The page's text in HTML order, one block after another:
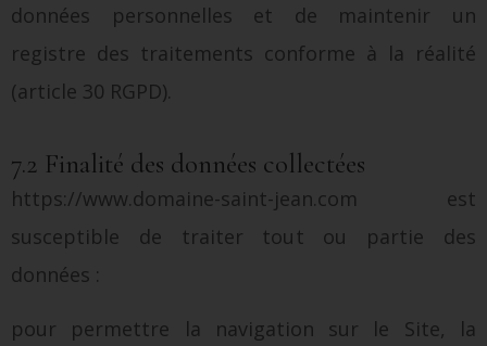
données personnelles et de maintenir un
registre des traitements conforme à la réalité
(article 30 RGPD).
7.2 Finalité des données collectées
https://www.domaine-saint-jean.com est
susceptible de traiter tout ou partie des
données :
pour permettre la navigation sur le Site, la